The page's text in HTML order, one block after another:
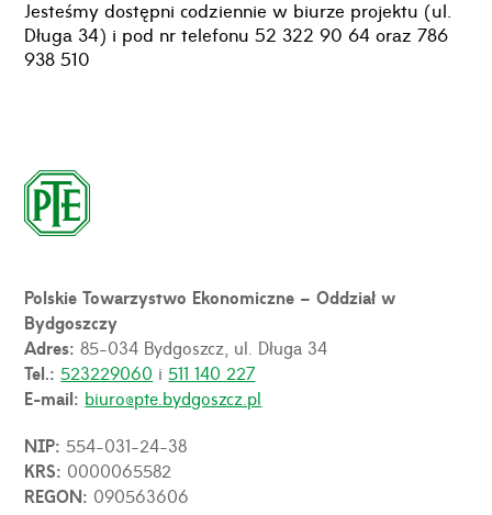
Jesteśmy dostępni codziennie w biurze projektu (ul.
Długa 34) i pod nr telefonu 52 322 90 64 oraz 786
938 510
Polskie Towarzystwo Ekonomiczne – Oddział w
Bydgoszczy
Adres:85-034 Bydgoszcz, ul. Długa 34
Tel.:523229060 i511 140 227
E-mail: biuro@pte.bydgoszcz.pl
NIP:554-031-24-38
KRS: 0000065582
REGON: 090563606